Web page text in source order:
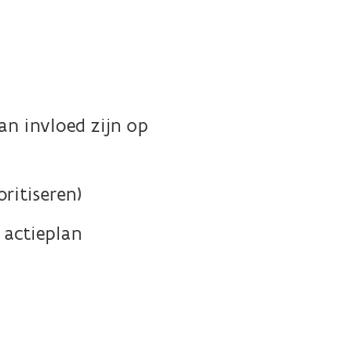
invloed zijn op
actieplan